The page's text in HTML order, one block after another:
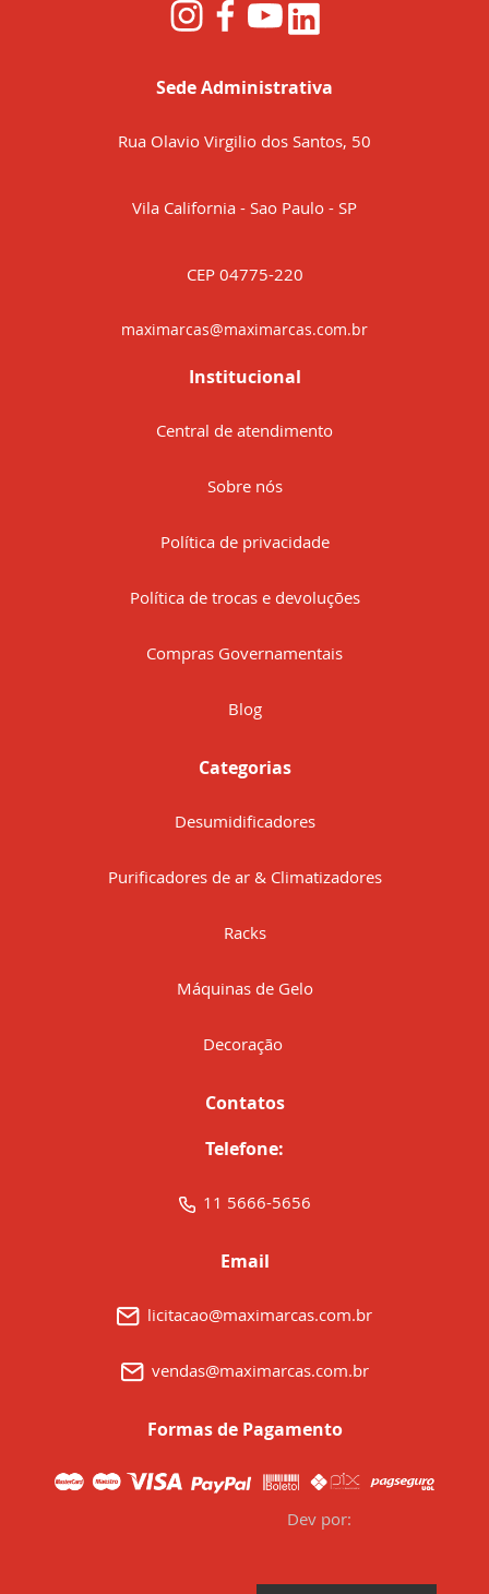
Sede Administrativa
Rua Olavio Virgilio dos Santos, 50
Vila California - Sao Paulo - SP
CEP 04775-220
maximarcas@maximarcas.com.br
Institucional
Central de atendimento
Sobre nós
Política de privacidade
Política de trocas e devoluções
Compras Governamentais
Blog
Categorias
Desumidificadores
Purificadores de ar & Climatizadores
Racks
Máquinas de Gelo
Decoração
Contatos
Telefone:
11 5666-5656
Email
licitacao@maximarcas.com.br
vendas@maximarcas.com.br
Formas de Pagamento
Dev por: